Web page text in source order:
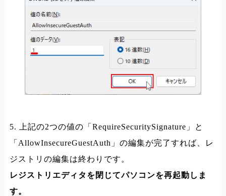
5. 上記の2つの値の「RequireSecuritySignature」と
「AllowInsecureGuestAuth」の編集が完了すれば、レ
ジストリの編集は終わりです。
レジストリエディタを閉じてパソコンを再起動しま
す。